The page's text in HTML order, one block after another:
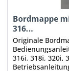
Bordmappe
316...
Originale
316i, 318i, 320i,